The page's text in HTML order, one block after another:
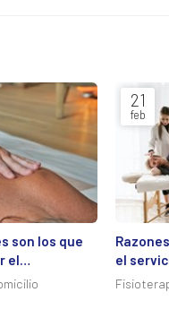
son los que
el
domicilio?
21
feb
el